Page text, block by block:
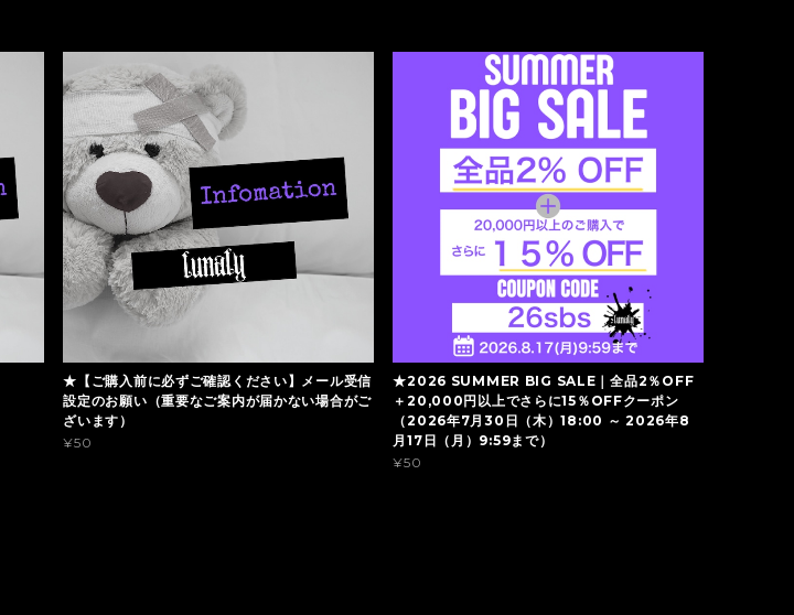
★【ご購入前に必ずご確認ください】メール受信
設定のお願い（重要なご案内が届かない場合がご
ざいます）
¥50
★2026 SUMMER BIG SALE｜全品2％OFF
＋20,000円以上でさらに15％OFFクーポン
（2026年7月30日（木）18:00 ～ 2026年8
月17日（月）9:59まで）
¥50